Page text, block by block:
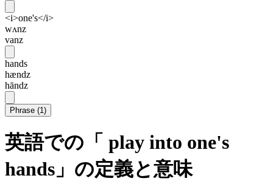
<i>one's</i>
wʌnz
vanz
hands
hændz
hāndz
Phrase (1)
英語での「 play into one's
hands」の定義と意味